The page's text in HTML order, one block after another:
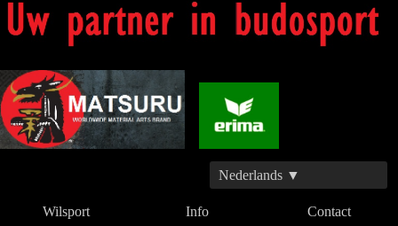
Nederlands ▼
Wilsport Info Contact